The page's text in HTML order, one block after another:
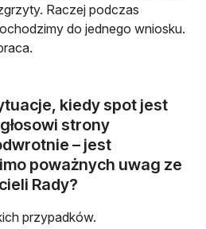
Raczej podczas
do jednego wniosku.
kiedy spot jest
strony
– jest
poważnych uwag ze
Rady?
przypadków.